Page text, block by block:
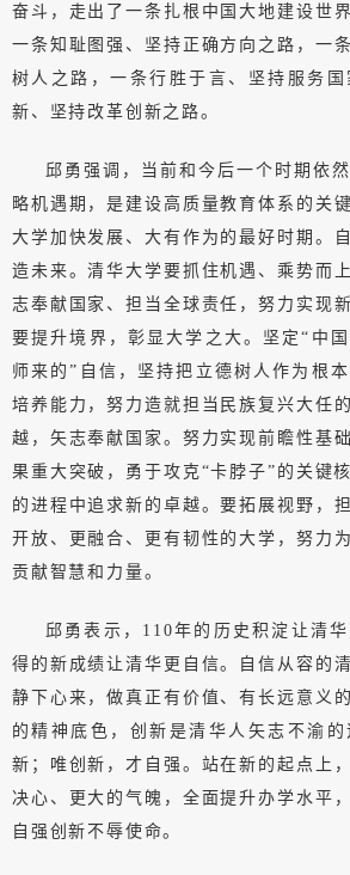
奋斗，走出了一条扎根中国大地建设世
一条知耻图强、坚持正确方向之路，一
树人之路，一条行胜于言、坚持服务国
新、坚持改革创新之路。
邱勇强调，当前和今后一个时期依
略机遇期，是建设高质量教育体系的关
大学加快发展、大有作为的最好时期。
造未来。清华大学要抓住机遇、乘势而
志奉献国家、担当全球责任，努力实现
要提升境界，彰显大学之大。坚定“中
师来的”自信，坚持把立德树人作为根
培养能力，努力造就担当民族复兴大任
越，矢志奉献国家。努力实现前瞻性基
果重大突破，勇于攻克“卡脖子”的关键
的进程中追求新的卓越。要拓展视野，
开放、更融合、更有韧性的大学，努力
贡献智慧和力量。
邱勇表示，110年的历史积淀让清
得的新成绩让清华更自信。自信从容的
静下心来，做真正有价值、有长远意义
的精神底色，创新是清华人矢志不渝的
新；唯创新，才自强。站在新的起点上
决心、更大的气魄，全面提升办学水平
自强创新不辱使命。